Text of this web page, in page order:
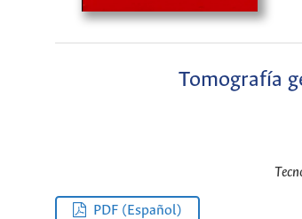
Tomografía
PDF (Español)